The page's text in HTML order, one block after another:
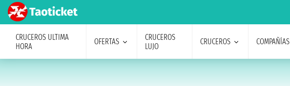
CRUCEROS ULTIMA
HORA
OFERTAS
CRUCEROS
LUJO
CRUCEROS COMPAÑÍAS